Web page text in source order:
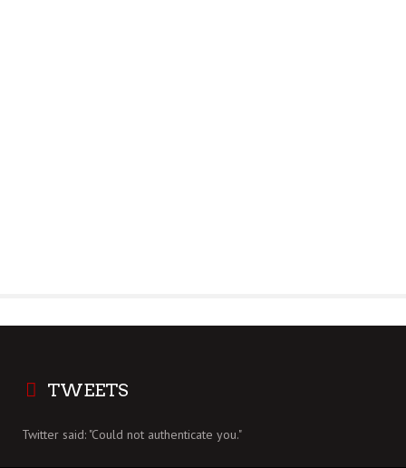
TWEETS
Twitter said: "Could not authenticate you."